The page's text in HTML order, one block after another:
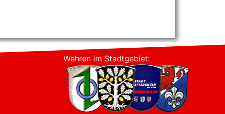
Wehren im Stadtgebiet: